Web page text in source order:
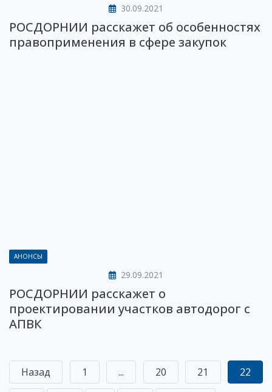
30.09.2021
РОСДОРНИИ расскажет об особенностях
правоприменения в сфере закупок
АНОНСЫ
29.09.2021
РОСДОРНИИ расскажет о
проектировании участков автодорог с
АПВК
Назад 1 ... 20 21 22